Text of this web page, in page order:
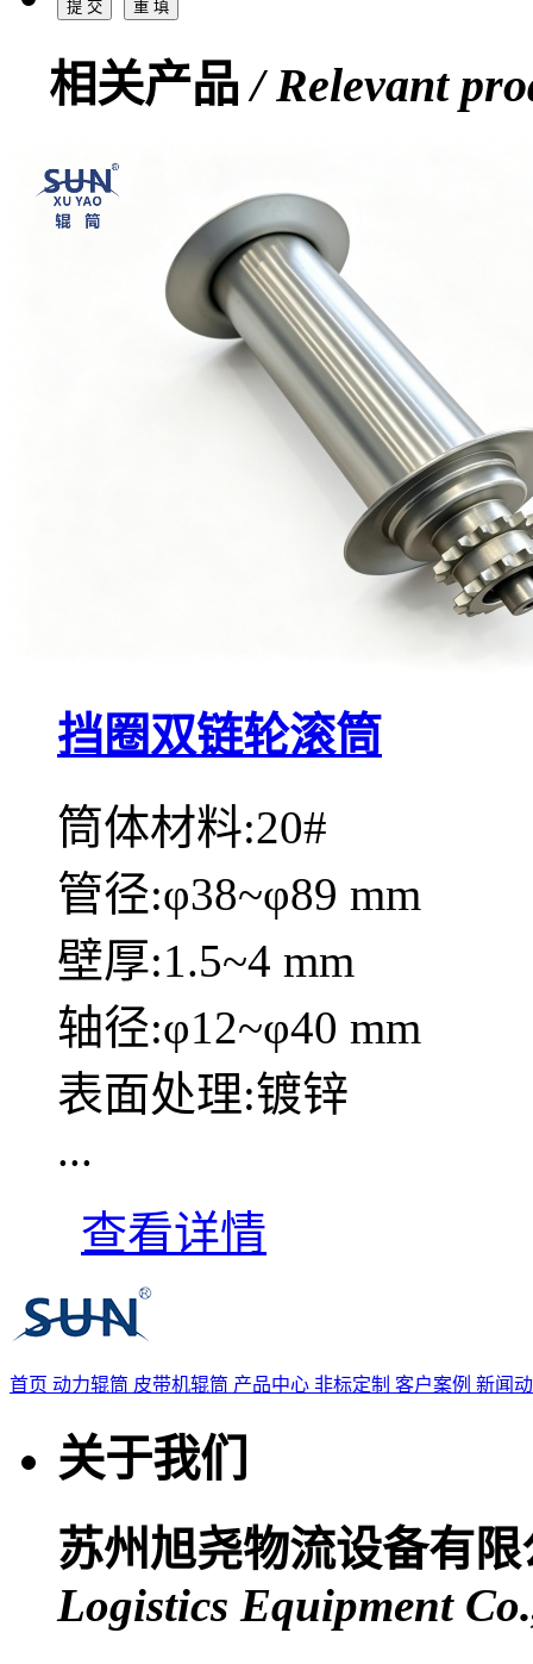
相关产品/ Relevant
挡圈双链轮滚筒
筒体材料:20#
管径:φ38~φ89 mm
壁厚:1.5~4 mm
轴径:φ12~φ40 mm
表面处理:镀锌
...
查看详情
首页 动力辊筒 皮带机辊筒 产品中心 非标定制 客户案例 新闻
关于我们
苏州旭尧物流设备有限
Logistics Equipment